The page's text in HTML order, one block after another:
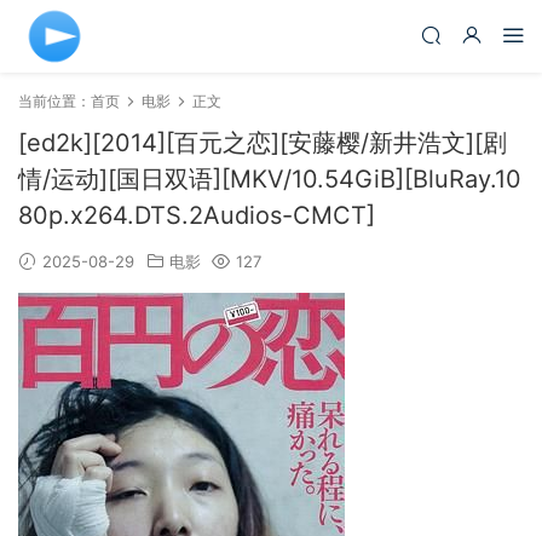
当前位置： 首页 电影 正文
[ed2k][2014][百元之恋][安藤樱/新井浩文][剧
情/运动][国日双语][MKV/10.54GiB][BluRay.10
80p.x264.DTS.2Audios-CMCT]
2025-08-29 电影 127